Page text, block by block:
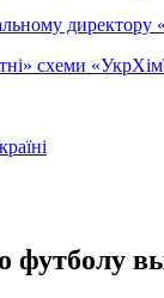
директору
схеми
футболу